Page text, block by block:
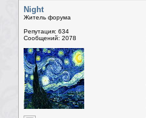
Night
Житель форума
Репутация: 634
Сообщений: 2078